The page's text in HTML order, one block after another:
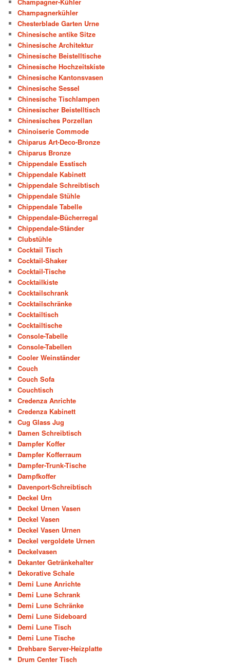
Champagnerkühler
Chesterblade Garten Urne
Chinesische antike Sitze
Chinesische Architektur
Chinesische Beistelltische
Chinesische Hochzeitskiste
Chinesische Kantonsvasen
Chinesische Sessel
Chinesische Tischlampen
Chinesischer Beistelltisch
Chinesisches Porzellan
Chinoiserie Commode
Chiparus Art-Deco-Bronze
Chiparus Bronze
Chippendale Esstisch
Chippendale Kabinett
Chippendale Schreibtisch
Chippendale Stühle
Chippendale Tabelle
Chippendale-Bücherregal
Chippendale-Ständer
Clubstühle
Cocktail Tisch
Cocktail-Shaker
Cocktail-Tische
Cocktailkiste
Cocktailschrank
Cocktailschränke
Cocktailtisch
Cocktailtische
Console-Tabelle
Console-Tabellen
Cooler Weinständer
Couch
Couch Sofa
Couchtisch
Credenza Anrichte
Credenza Kabinett
Cug Glass Jug
Damen Schreibtisch
Dampfer Koffer
Dampfer Kofferraum
Dampfer-Trunk-Tische
Dampfkoffer
Davenport-Schreibtisch
Deckel Urn
Deckel Urnen Vasen
Deckel Vasen
Deckel Vasen Urnen
Deckel vergoldete Urnen
Deckelvasen
Dekanter Getränkehalter
Dekorative Schale
Demi Lune Anrichte
Demi Lune Schrank
Demi Lune Schränke
Demi Lune Sideboard
Demi Lune Tisch
Demi Lune Tische
Drehbare Server-Heizplatte
Drum Center Tisch